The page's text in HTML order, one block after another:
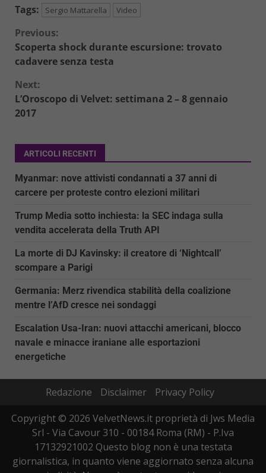
Tags: Sergio Mattarella Video
Continue
Reading
Previous:
Scoperta shock durante escursione: trovato
cadavere senza testa
Next:
L’Oroscopo di Velvet: settimana 2 – 8 gennaio
2017
ARTICOLI RECENTI
Myanmar: nove attivisti condannati a 37 anni di
carcere per proteste contro elezioni militari
Trump Media sotto inchiesta: la SEC indaga sulla
vendita accelerata della Truth API
La morte di DJ Kavinsky: il creatore di ‘Nightcall’
scompare a Parigi
Germania: Merz rivendica stabilità della coalizione
mentre l’AfD cresce nei sondaggi
Escalation Usa-Iran: nuovi attacchi americani, blocco
navale e minacce iraniane alle esportazioni
energetiche
Redazione Disclaimer
Privacy Policy
Copyright © 2026 VelvetNews.it proprietà di Jws Media
Srl - Via Cavour 310 - 00184 Roma (RM) - P.Iva
17132921002 Questo blog non è una testata
giornalistica, in quanto viene aggiornato senza alcuna